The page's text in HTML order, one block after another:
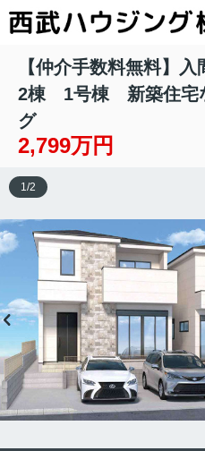
【仲介手数料無料】
2棟 1号棟 新築住宅
グ
2,799万円
1/2